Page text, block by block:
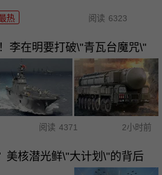
热 阅读 6323
李在明要打破\"青瓦台魔咒\"
阅读 4371 2小时前
美核潜光鲜\"大计划\"的背后